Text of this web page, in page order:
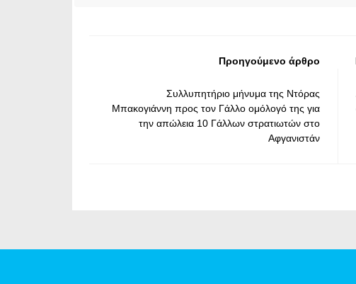
Προηγούμενο άρθρο
Συλλυπητήριο μήνυμα της Ντόρας
Μπακογιάννη προς τον Γάλλο ομόλογό της για
την απώλεια 10 Γάλλων στρατιωτών στο
Αφγανιστάν